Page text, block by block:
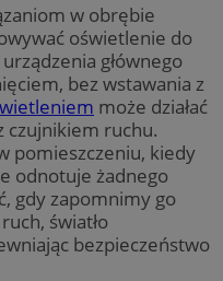
w obrębie
oświetlenie do
głównego
bez wstawania z
może działać
czujnikiem ruchu.
pomieszczeniu, kiedy
odnotuje żadnego
gdy zapomnimy go
światło
bezpieczeństwo